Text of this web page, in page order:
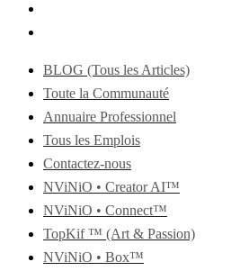
BLOG (Tous les Articles)
Toute la Communauté
Annuaire Professionnel
Tous les Emplois
Contactez-nous
NViNiO • Creator AI™
NViNiO • Connect™
TopKif ™ (Art & Passion)
NViNiO • Box™